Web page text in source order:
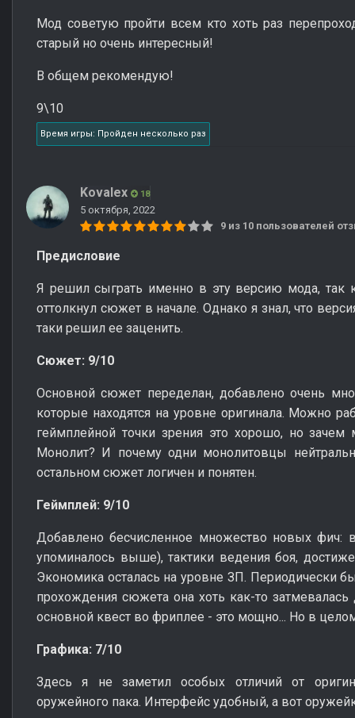
Мод советую пройти всем кто хоть раз
старый но очень интересный!
В общем рекомендую!
9\10
Время игры: Пройден несколько раз
Kovalex 18
5 октября, 2022
9 из 10 пользователей
Предисловие
Я решил сыграть именно в эту версию мода, так
оттолкнул сюжет в начале. Однако я знал, что
таки решил ее заценить.
Сюжет: 9/10
Основной сюжет переделан, добавлено очень
которые находятся на уровне оригинала. Можно
геймплейной точки зрения это хорошо, но зачем
Монолит? И почему одни монолитовцы
остальном сюжет логичен и понятен.
Геймплей: 9/10
Добавлено бесчисленное множество новых фич:
упоминалось выше), тактики ведения боя,
Экономика осталась на уровне ЗП. Периодически
прохождения сюжета она хоть как-то
основной квест во фриплее - это мощно... Но в
Графика: 7/10
Здесь я не заметил особых отличий от
оружейного пака. Интерфейс удобный, а вот